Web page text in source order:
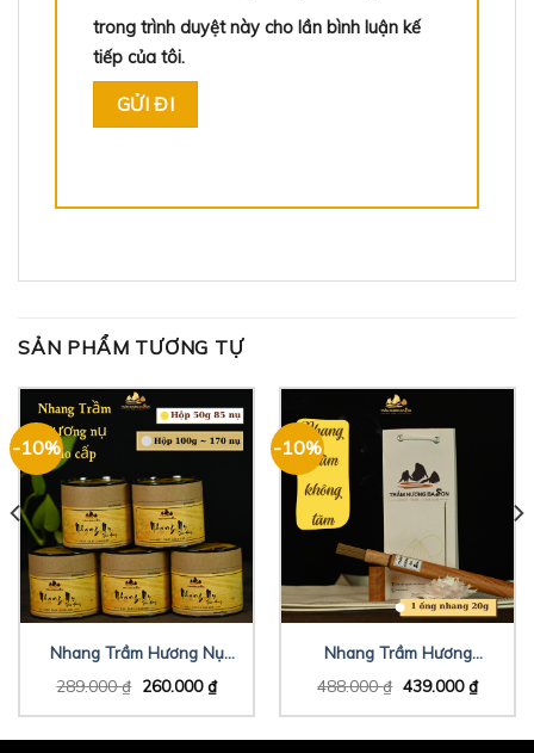
trong trình duyệt này cho lần bình luận kế
tiếp của tôi.
SẢN PHẨM TƯƠNG TỰ
-10%
Nhang Trầm Hương Nụ
289.000₫ 260.000₫
-10%
Nhang Trầm Hương
488.000₫ 439.000₫